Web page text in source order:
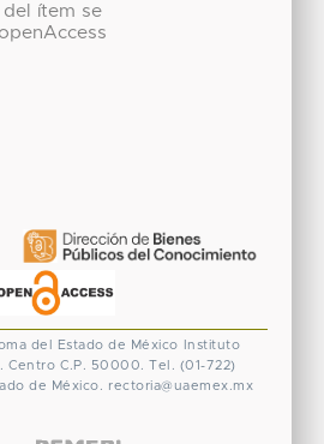
del ítem se
del Estado de México
Instituto
Centro C.P. 50000. Tel. (01-722)
de México. rectoria@uaemex.mx